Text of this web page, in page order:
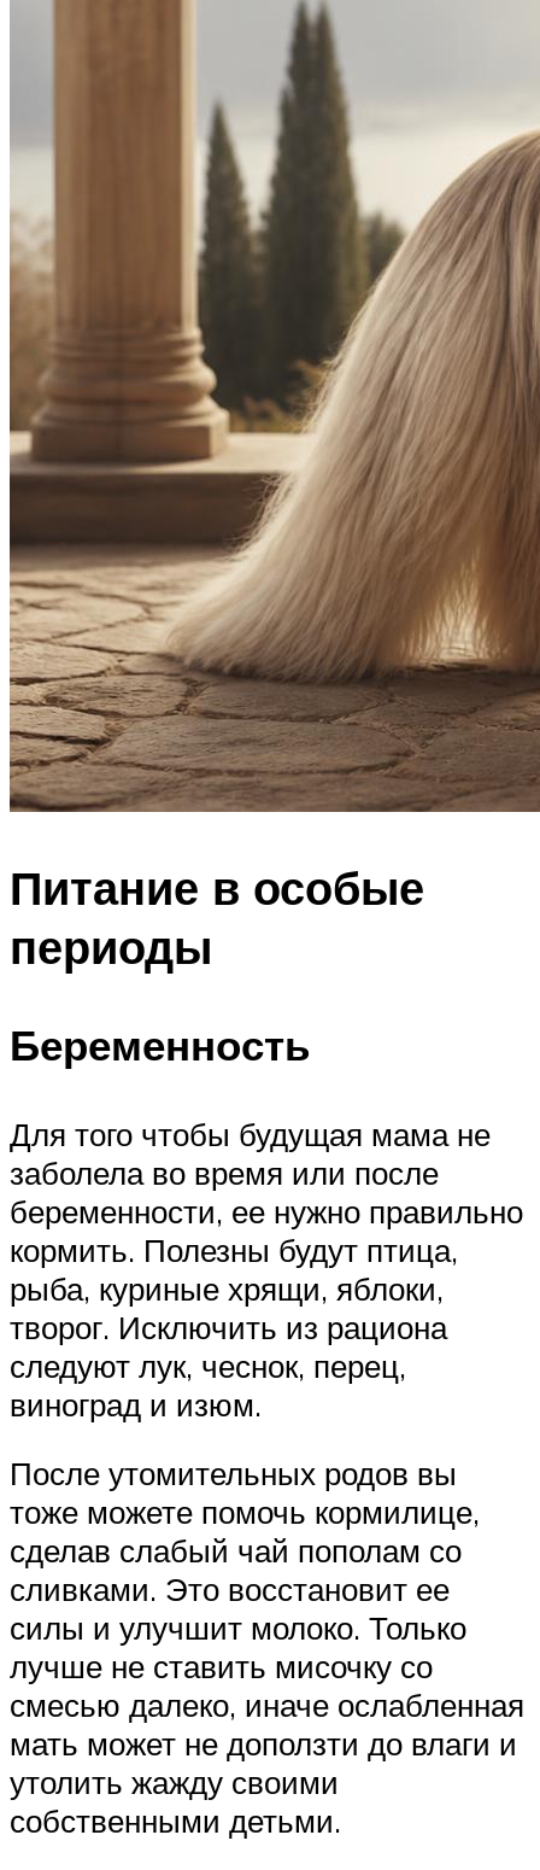
Питание в особые
периоды
Беременность
Для того чтобы будущая мама не
заболела во время или после
беременности, ее нужно правильно
кормить. Полезны будут птица,
рыба, куриные хрящи, яблоки,
творог. Исключить из рациона
следуют лук, чеснок, перец,
виноград и изюм.
После утомительных родов вы
тоже можете помочь кормилице,
сделав слабый чай пополам со
сливками. Это восстановит ее
силы и улучшит молоко. Только
лучше не ставить мисочку со
смесью далеко, иначе ослабленная
мать может не доползти до влаги и
утолить жажду своими
собственными детьми.